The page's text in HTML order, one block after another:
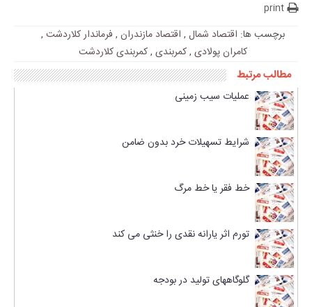
print
برچسب ها: اقتصاد شمال , اقتصاد مازندران , فرماندار کلاردشت ,
کامران پولادی ,کمربندی ,کمربندی کلاردشت
مطالب مرتبط
عملیات سیب زمینی
شرایط تسهیلات خرد بدون ضامن
خط فقر یا خط مرگ
تورم اثر یارانه نقدی را خنثی می کند
گلوگاههای تولید در بودجه